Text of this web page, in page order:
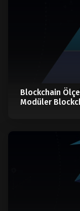
Blockchain
Modüler